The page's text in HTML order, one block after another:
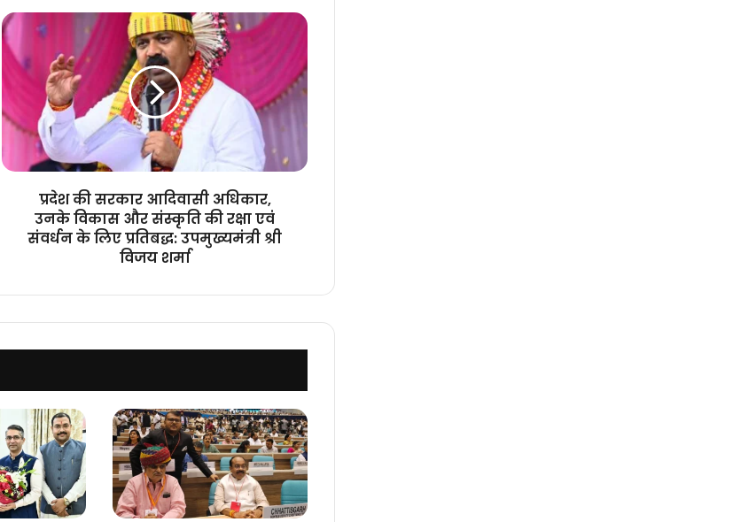
प्रदेश
की
सरकार
आदिवासी
उनके
विकास
संस्कृति
प्रतिबद्ध:
प्रदेश की सरकार आदिवासी अधिकार,
उनके विकास और संस्कृति की रक्षा एवं
संवर्धन के लिए प्रतिबद्ध: उपमुख्यमंत्री श्री
विजय शर्मा